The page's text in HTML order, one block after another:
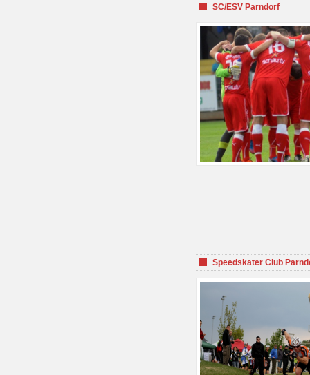
SC/ESV Parndorf
Speedskater Club